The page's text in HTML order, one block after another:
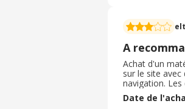
A
Achat d'un
sur le site
navigation.
rapide,
Le matériel est
Date de